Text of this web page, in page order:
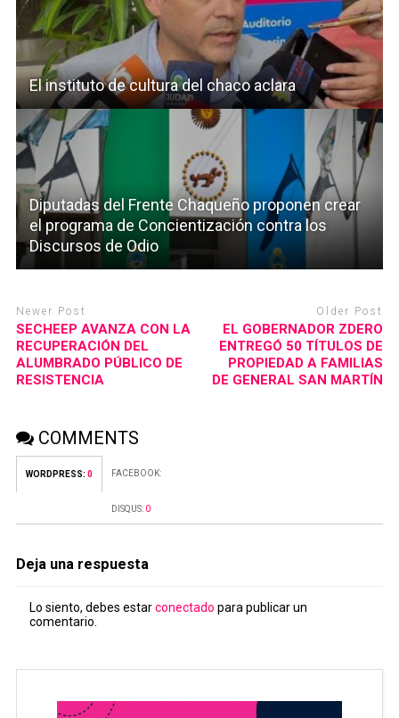
El instituto de cultura del chaco aclara
Diputadas del Frente Chaqueño proponen crear
el programa de Concientización contra los
Discursos de Odio
Newer Post
SECHEEP AVANZA CON LA
RECUPERACIÓN DEL
ALUMBRADO PÚBLICO DE
RESISTENCIA
Older Post
EL GOBERNADOR ZDERO
ENTREGÓ 50 TÍTULOS DE
PROPIEDAD A FAMILIAS
DE GENERAL SAN MARTÍN
COMMENTS
WORDPRESS: 0 FACEBOOK:
DISQUS: 0
Deja una respuesta
Lo siento, debes estarconectado para publicar un
comentario.